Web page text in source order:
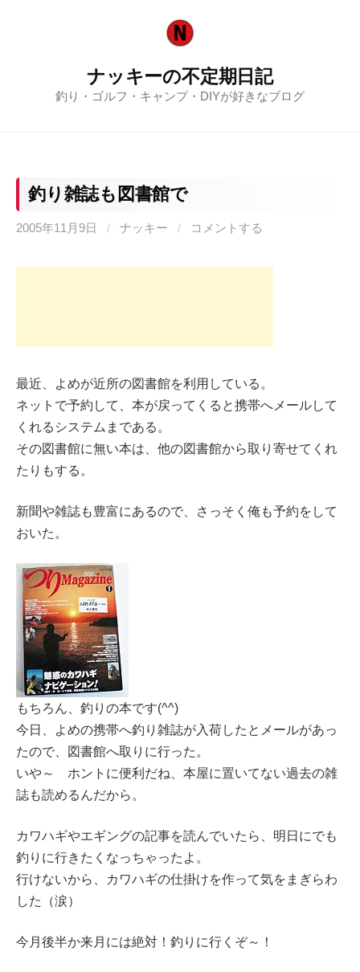
ナッキーの不定期日記
釣り・ゴルフ・キャンプ・DIYが好きなブログ
釣り雑誌も図書館で
2005年11月9日 / ナッキー / コメントする
最近、よめが近所の図書館を利用している。
ネットで予約して、本が戻ってくると携帯へメールして
くれるシステムまである。
その図書館に無い本は、他の図書館から取り寄せてくれ
たりもする。
新聞や雑誌も豊富にあるので、さっそく俺も予約をして
おいた。
もちろん、釣りの本です(^^)
今日、よめの携帯へ釣り雑誌が入荷したとメールがあっ
たので、図書館へ取りに行った。
いや～ ホントに便利だね、本屋に置いてない過去の雑
誌も読めるんだから。
カワハギやエギングの記事を読んでいたら、明日にでも
釣りに行きたくなっちゃったよ。
行けないから、カワハギの仕掛けを作って気をまぎらわ
した（涙）
今月後半か来月には絶対！釣りに行くぞ～！